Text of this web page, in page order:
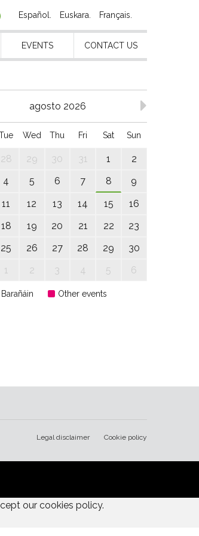
Español Euskara Français
EVENTS CONTACT US
agosto 2026
Wed Thu Fri Sat Sun
28 29 30 31 1
2
4 5 6 7 8
9
11 12 13 14 15
16
18 19 20 21 22
23
25 26 27 28 29
30
1 2 3 4 5 6
Other events
Legal disclaimer Cookie policy
our cookies policy.